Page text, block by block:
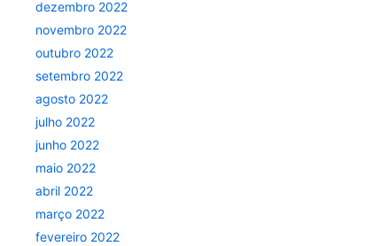
dezembro 2022
novembro 2022
outubro 2022
setembro 2022
agosto 2022
julho 2022
junho 2022
maio 2022
abril 2022
março 2022
fevereiro 2022